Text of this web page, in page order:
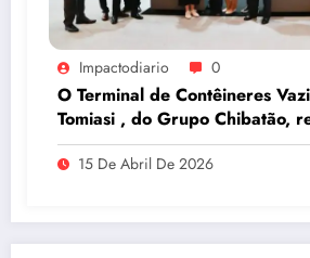
Impactodiario 0
O Terminal de Contêineres
Tomiasi , do Grupo Chibatão,
prêmio da Log-In na
America 2026, em São Paulo
15 De Abril De 2026